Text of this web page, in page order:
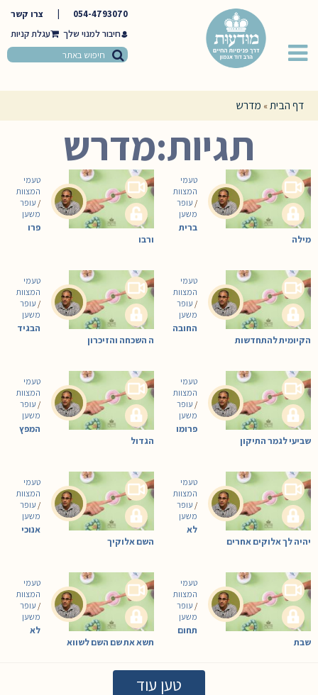
054-4793070
צרו קשר
חיבור למנוי שלך
דף הבית» מדרש
תגיות:מדרש
טעמי
המצוות
/ עופר
משען
פרו
ורבו
טעמי
המצוות
/ עופר
משען
ברית
מילה
טעמי
המצוות
/ עופר
משען
הבגיד
ה השכחה והזיכרון
טעמי
המצוות
/ עופר
משען
החובה
הקיומית להתחדשות
טעמי
המצוות
/ עופר
משען
המפץ
הגדול
טעמי
המצוות
/ עופר
משען
פרומו
שביעי לגמר התיקון
טעמי
המצוות
/ עופר
משען
אנוכי
השם אלוקיך
טעמי
המצוות
/ עופר
משען
לא
יהיה לך אלוקים אחרים
טעמי
המצוות
/ עופר
משען
לא
תשא את שם השם לשווא
טעמי
המצוות
/ עופר
משען
תחום
שבת
טען עוד